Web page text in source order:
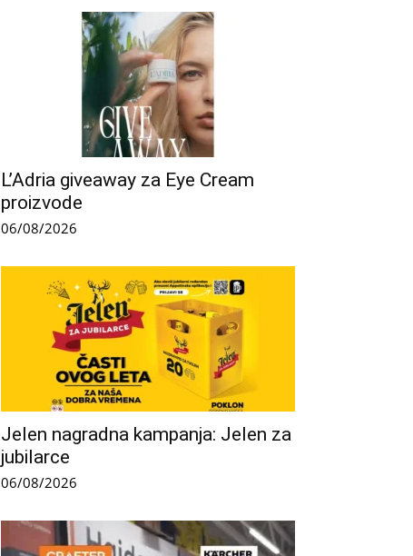
L’Adria giveaway za Eye Cream
proizvode
06/08/2026
Jelen nagradna kampanja: Jelen za
jubilarce
06/08/2026